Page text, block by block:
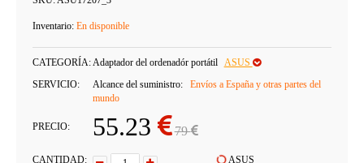
Inventario: En disponible
CATEGORÍA:Adaptador del ordenadór portátil
ASUS
SERVICIO:
Alcance del suministro:
Envíos a España y otras partes del
mundo
PRECIO: 55.23 79
CANTIDAD:
ASUS